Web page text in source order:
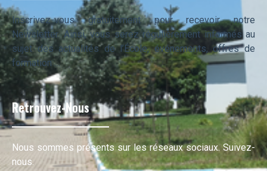
Inscrivez-vous gratuitement pour recevoir notre
Newsletter. Ainsi, vous serez régulièrement informés au
sujet des actualités de l’École, événements, offres de
formation …
Retrouvez-Nous
Nous sommes présents sur les réseaux sociaux. Suivez-
nous.